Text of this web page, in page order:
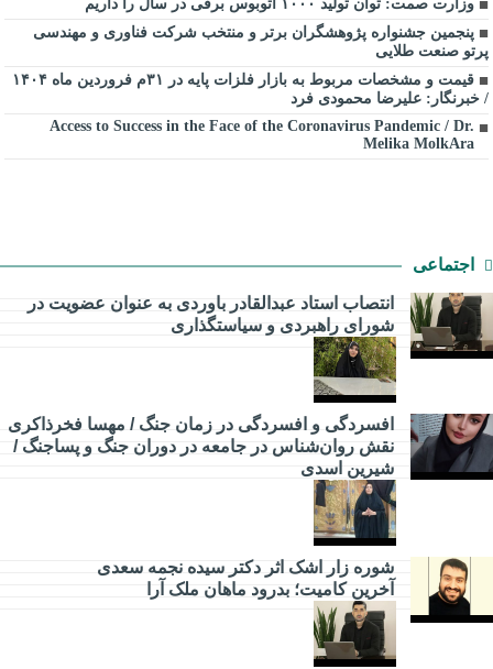
وزارت صمت: توان تولید ۱۰۰۰ اتوبوس برقی در سال را داریم
پنجمین جشنواره پژوهشگران برتر و منتخب شرکت فناوری و مهندسی
پرتو صنعت طلایی
قیمت و مشخصات مربوط به بازار فلزات پایه در ۳۱م فروردین ماه ۱۴۰۴
/ خبرنگار: علیرضا محمودی فرد
Access to Success in the Face of the Coronavirus Pandemic / Dr.
Melika MolkAra
اجتماعی
انتصاب استاد عبدالقادر باوردی به عنوان عضویت در
شورای راهبردی و سیاستگذاری
افسردگی و افسردگی در زمان جنگ / مهسا فخرذاکری
نقش روان‌شناس در جامعه در دوران جنگ و پساجنگ /
شیرین اسدی
شوره زار اشک اثر دکتر سیده نجمه سعدی
​آخرین کامیت؛ بدرود ماهان ملک آرا
اقتصادی